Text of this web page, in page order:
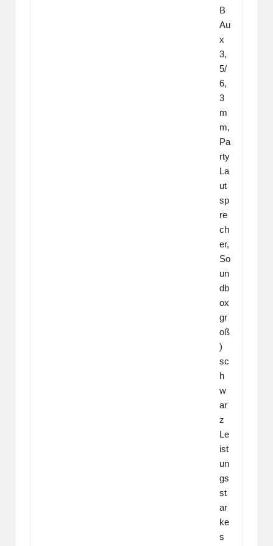
B
Au
x
3,
5/
6,
3
m
m,
Pa
rty
La
ut
sp
re
ch
er,
So
un
db
ox
gr
oß
)
sc
h
w
ar
z
Le
ist
un
gs
st
ar
ke
s